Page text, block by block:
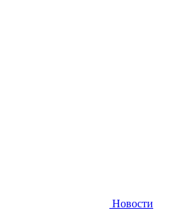
Новости